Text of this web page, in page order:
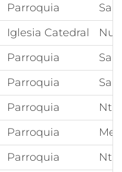
Parroquia
Iglesia Catedral
Parroquia
Parroquia
Parroquia
Parroquia
Parroquia